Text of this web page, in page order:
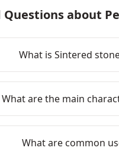
about
What is Sintered
What are the main
What are common